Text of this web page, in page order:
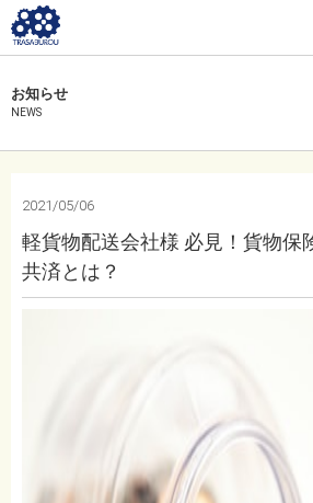
お知らせ
NEWS
2021/05/06
軽貨物配送会社様 必見！貨物保
共済とは？